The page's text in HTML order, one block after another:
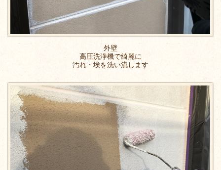
外壁
高圧洗浄機で綺麗に
汚れ・埃を洗い流します